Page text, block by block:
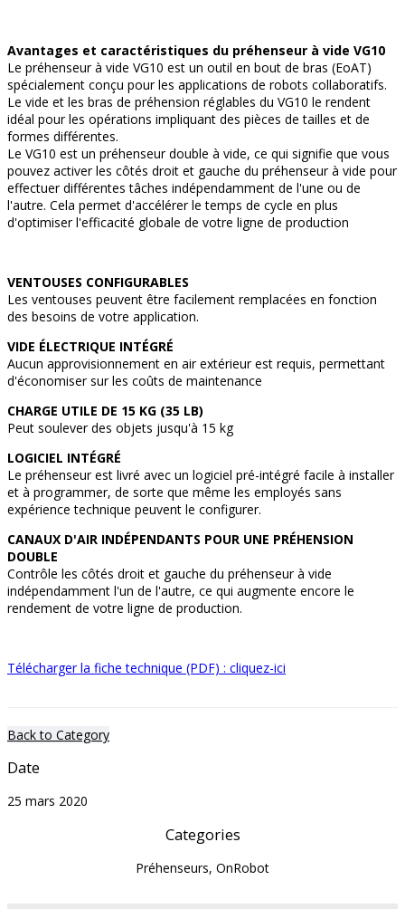
Avantages et caractéristiques du préhenseur à vide VG10
Le préhenseur à vide VG10 est un outil en bout de bras (EoAT)
spécialement conçu pour les applications de robots collaboratifs.
Le vide et les bras de préhension réglables du VG10 le rendent
idéal pour les opérations impliquant des pièces de tailles et de
formes différentes.
Le VG10 est un préhenseur double à vide, ce qui signifie que vous
pouvez activer les côtés droit et gauche du préhenseur à vide pour
effectuer différentes tâches indépendamment de l'une ou de
l'autre. Cela permet d'accélérer le temps de cycle en plus
d'optimiser l'efficacité globale de votre ligne de production
VENTOUSES CONFIGURABLES
Les ventouses peuvent être facilement remplacées en fonction
des besoins de votre application.
VIDE ÉLECTRIQUE INTÉGRÉ
Aucun approvisionnement en air extérieur est requis, permettant
d'économiser sur les coûts de maintenance
CHARGE UTILE DE 15 KG (35 LB)
Peut soulever des objets jusqu'à 15 kg
LOGICIEL INTÉGRÉ
Le préhenseur est livré avec un logiciel pré-intégré facile à installer
et à programmer, de sorte que même les employés sans
expérience technique peuvent le configurer.
CANAUX D'AIR INDÉPENDANTS POUR UNE PRÉHENSION
DOUBLE
Contrôle les côtés droit et gauche du préhenseur à vide
indépendamment l'un de l'autre, ce qui augmente encore le
rendement de votre ligne de production.
Télécharger la fiche technique (PDF) : cliquez-ici
Back to Category
Date
25 mars 2020
Categories
Préhenseurs, OnRobot